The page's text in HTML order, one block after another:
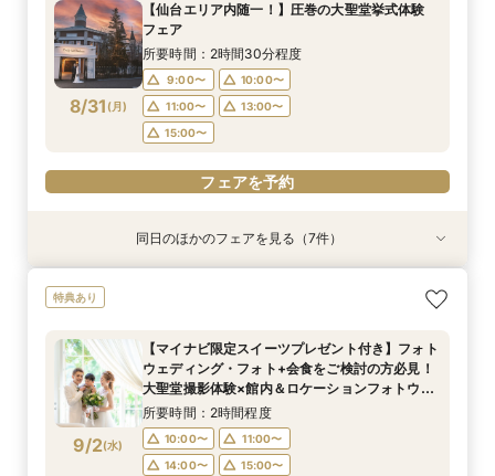
8/30(日)
9:00〜
11:00〜
13:00〜
15:00〜
フェアを予約
8/30(日)
所要時間：2時間30分程度
11:30〜
12:30〜
14:00〜
フェアを予約
8/30(日)
所要時間：2時間30分程度
11:00〜
14:00〜
15:00〜
フェアを予約
8/30(日)
10:00〜
13:00〜
14:00〜
16:00〜
フェアを予約
8/30(日)
10:00〜
14:00〜
16:00〜
17:00〜
フェアを予約
8/30(日)
ディング相談会♪
所要時間：2時間程度
14:00〜
15:00〜
フェアを予約
8/30(日)
9:00〜
11:00〜
13:00〜
15:00〜
フェアを予約
8/31 (月)
【仙台エリア内随一！】圧巻の大聖堂挙式体験
フェア
所要時間：2時間30分程度
9:00〜
10:00〜
11:00〜
13:00〜
15:00〜
フェアを予約
8/31(月 )
【初めての見学の方におすすめ】マイナビ限定特
9:00〜
10:00〜
11:00〜
13:00〜
15:00〜
フェアを予約
8/31(月 )
【少人数OK‼】＼先輩カップルが納得した／フォ
所要時間：2時間30分程度
9:00〜
10:30〜
11:30〜
12:30〜
14:00〜
8/31(月 )
＼会場使用料半額プレゼント／【6名～でも憧れ
所要時間：2時間30分程度
9:00〜
10:00〜
11:00〜
14:00〜
15:00〜
8/31(月 )
【最大90分クイック相談】初めての見学、効率
10:00〜
11:00〜
13:00〜
14:00〜
16:00〜
フェアを予約
8/31(月 )
【大切なペットと叶える♪】With Petウェディン
10:00〜
12:00〜
14:00〜
16:00〜
17:00〜
フェアを予約
8/31(月 )
【マイナビ限定スイーツプレゼント付き】フォト
ウェディング・フォト+会食をご検討の方必見！
ディング相談会♪
所要時間：2時間程度
10:00〜
11:00〜
14:00〜
15:00〜
フェアを予約
8/31(月 )
迷い始めたら参加！【2件目以降に◎】会場徹底
9:00〜
10:00〜
11:00〜
14:00〜
15:00〜
フェアを予約
同日のほかのフェアを見る（7件）
特典あり
9/2(水)
【マイナビ限定スイーツプレゼント付き】フォト
ウェディング・フォト+会食をご検討の方必見！
大聖堂撮影体験×館内＆ロケーションフォトウエ
ディング相談会♪
所要時間：2時間程度
10:00〜
11:00〜
14:00〜
15:00〜